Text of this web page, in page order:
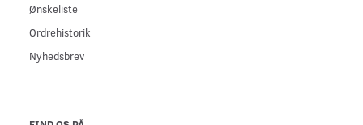
Ønskeliste
Ordrehistorik
Nyhedsbrev